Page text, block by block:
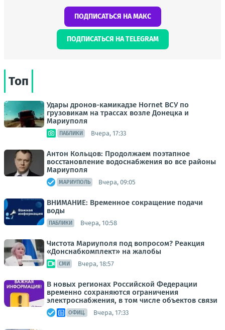
ПОДПИСАТЬСЯ НА МАКС
ПОДПИСАТЬСЯ НА TELEGRAM
Топ
Удары дронов-камикадзе Hornet ВСУ по
грузовикам на трассах возле Донецка и
Мариуполя
ПАБЛИКИ Вчера, 17:33
Антон Кольцов: Продолжаем поэтапное
восстановление водоснабжения во все районы
Мариуполя
МАРИУПОЛЬ Вчера, 09:05
ВНИМАНИЕ: Временное сокращение подачи
воды
ПАБЛИКИ Вчера, 10:58
Чистота Мариуполя под вопросом? Реакция
«Донснабкомплект» на жалобы
СМИ Вчера, 18:57
В новых регионах Российской Федерации
временно сохраняются ограничения
электроснабжения, в том числе объектов связи
ОФИЦ. Вчера, 17:33